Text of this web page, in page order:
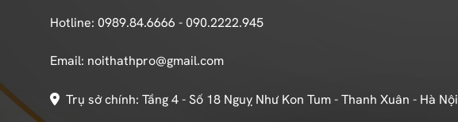
Hotline: 0989.84.6666 - 090.2222.945
Email: noithathpro@gmail.com
Trụ sở chính: Tầng 4 - Số 18 Nguỵ Như Kon Tum - Thanh Xuân - Hà Nội